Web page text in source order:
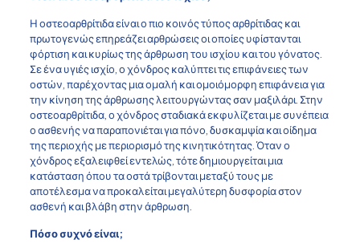
Η οστεοαρθρίτιδα είναι ο πιο κοινός τύπος αρθρίτιδας και
πρωτογενώς επηρεάζει αρθρώσεις οι οποίες υφίστανται
φόρτιση και κυρίως της άρθρωση του ισχίου και του γόνατος.
Σε ένα υγιές ισχίο, ο χόνδρος καλύπτει τις επιφάνειες των
οστών, παρέχοντας μια ομαλή και ομοιόμορφη επιφάνεια για
την κίνηση της άρθρωσης λειτουργώντας σαν μαξιλάρι. Στην
οστεοαρθρίτιδα, ο χόνδρος σταδιακά εκφυλίζεται με συνέπεια
ο ασθενής να παραπονιέται για πόνο, δυσκαμψία και οίδημα
της περιοχής με περιορισμό της κινητικότητας. Όταν ο
χόνδρος εξαλειφθεί εντελώς, τότε δημιουργείται μια
κατάσταση όπου τα οστά τρίβονται μεταξύ τους με
αποτέλεσμα να προκαλείται μεγαλύτερη δυσφορία στον
ασθενή και βλάβη στην άρθρωση.
Πόσο συχνό είναι;